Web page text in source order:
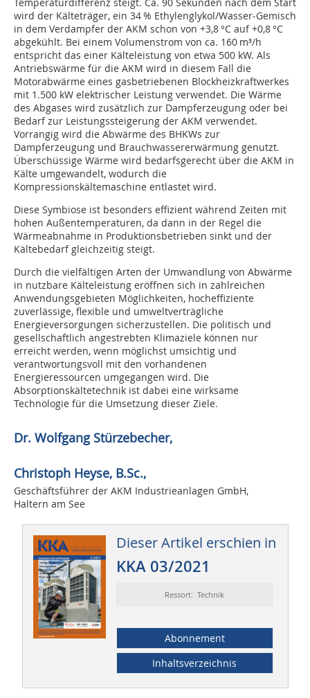
Temperaturdifferenz steigt. Ca. 90 Sekunden nach dem Start
wird der Kälteträger, ein 34 % Ethylenglykol/Wasser-Gemisch
in dem Verdampfer der AKM schon von +3,8 °C auf +0,8 °C
abgekühlt. Bei einem Volumenstrom von ca. 160 m³/h
entspricht das einer Kälteleistung von etwa 500 kW. Als
Antriebswärme für die AKM wird in diesem Fall die
Motorabwärme eines gasbetriebenen Blockheizkraftwerkes
mit 1.500 kW elektrischer Leistung verwendet. Die Wärme
des Abgases wird zusätzlich zur Dampferzeugung oder bei
Bedarf zur Leistungssteigerung der AKM verwendet.
Vorrangig wird die Abwärme des BHKWs zur
Dampferzeugung und Brauchwassererwärmung genutzt.
Überschüssige Wärme wird bedarfsgerecht über die AKM in
Kälte umgewandelt, wodurch die
Kompressionskältemaschine entlastet wird.
Diese Symbiose ist besonders effizient während Zeiten mit
hohen Außentemperaturen, da dann in der Regel die
Wärmeabnahme in Produktionsbetrieben sinkt und der
Kältebedarf gleichzeitig steigt.
Durch die vielfältigen Arten der Umwandlung von Abwärme
in nutzbare Kälteleistung eröffnen sich in zahlreichen
Anwendungsgebieten Möglichkeiten, hocheffiziente
zuverlässige, flexible und umweltverträgliche
Energieversorgungen sicherzustellen. Die politisch und
gesellschaftlich angestrebten Klimaziele können nur
erreicht werden, wenn möglichst umsichtig und
verantwortungsvoll mit den vorhandenen
Energieressourcen umgegangen wird. Die
Absorptionskältetechnik ist dabei eine wirksame
Technologie für die Umsetzung dieser Ziele.
Dr. Wolfgang Stürzebecher,
Christoph Heyse, B.Sc.,
Geschäftsführer der AKM Industrieanlagen GmbH,
Haltern am See
Dieser Artikel erschien in
KKA 03/2021
Ressort: Technik
Abonnement
Inhaltsverzeichnis